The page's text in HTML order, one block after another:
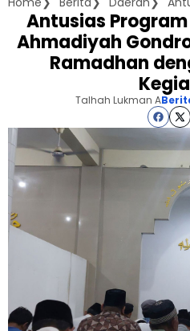
Antusias Program
Ahmadiyah
Ramadhan
Talhah Lukman A